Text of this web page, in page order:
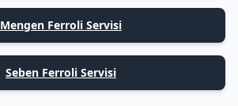
Mengen Ferroli Servisi
Seben Ferroli Servisi